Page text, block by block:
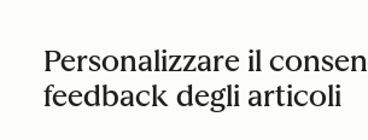
Personalizzare il
feedback degli articoli